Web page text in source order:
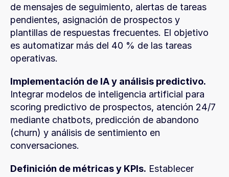
de mensajes de seguimiento, alertas de tareas
pendientes, asignación de prospectos y
plantillas de respuestas frecuentes. El objetivo
es automatizar más del 40 % de las tareas
operativas.
Implementación de IA y análisis predictivo.
Integrar modelos de inteligencia artificial para
scoring predictivo de prospectos, atención 24/7
mediante chatbots, predicción de abandono
(churn) y análisis de sentimiento en
conversaciones.
Definición de métricas y KPIs. Establecer